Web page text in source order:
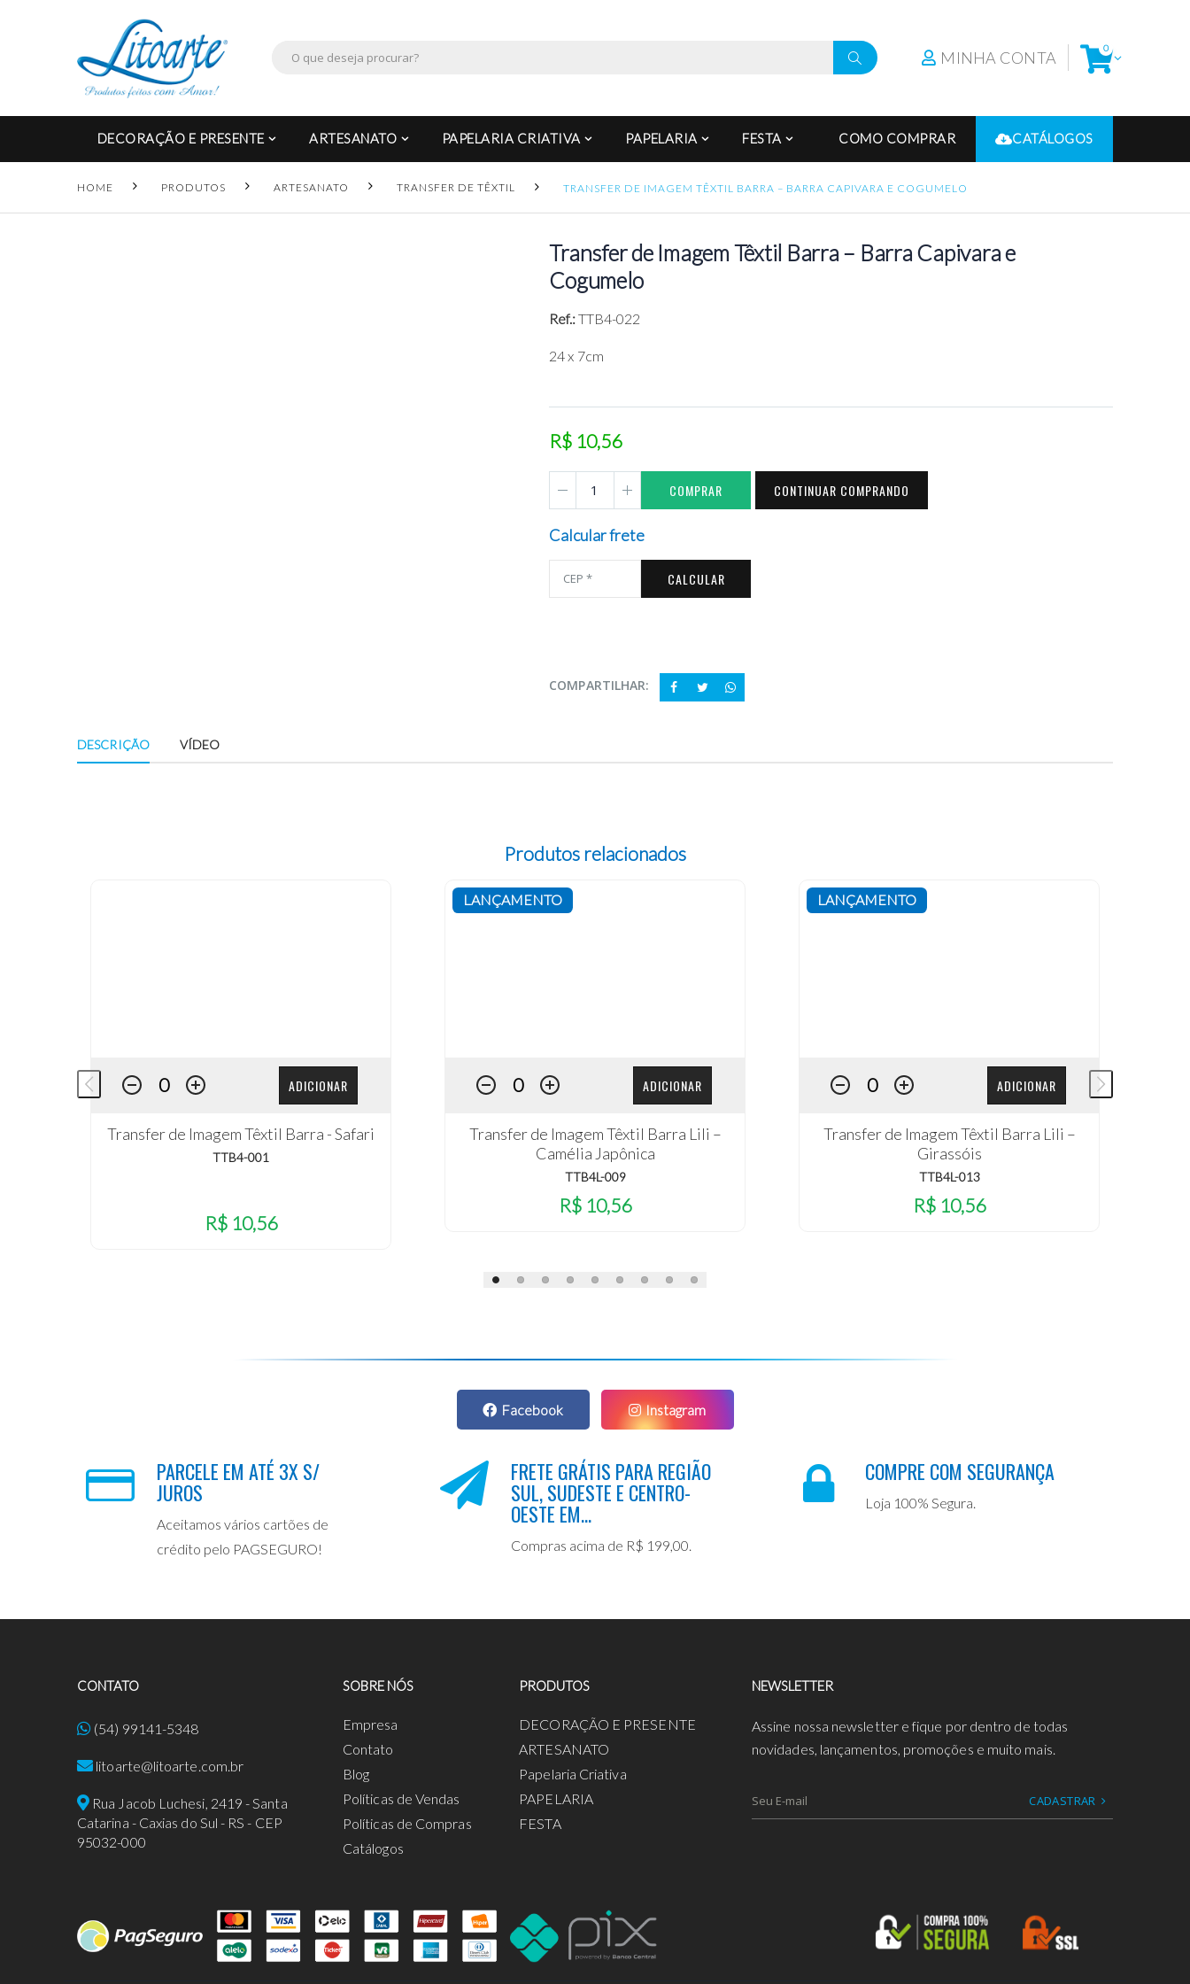
MINHA CONTA 0
DECORAÇÃO E PRESENTE ARTESANATO PAPELARIA CRIATIVA PAPELARIA FESTA COMO COMPRAR CATÁLOGOS
HOME PRODUTOS ARTESANATO TRANSFER DE TÊXTIL TRANSFER DE IMAGEM TÊXTIL BARRA – BARRA CAPIVARA E COGUMELO
Transfer de Imagem Têxtil Barra – Barra Capivara e
Cogumelo
Ref.:TTB4-022
24 x 7cm
R$ 10,56
COMPRAR CONTINUAR COMPRANDO
Calcular frete
CALCULAR
COMPARTILHAR:
DESCRIÇÃO VÍDEO
Produtos relacionados
ADICIONAR
Transfer de Imagem Têxtil Barra - Safari
TTB4-001
R$ 10,56
LANÇAMENTO
ADICIONAR
Transfer de Imagem Têxtil Barra Lili –
Camélia Japônica
TTB4L-009
R$ 10,56
LANÇAMENTO
ADICIONAR
Transfer de Imagem Têxtil Barra Lili –
Girassóis
TTB4L-013
R$ 10,56
Facebook Instagram
PARCELE EM ATÉ 3X S/
JUROS
Aceitamos vários cartões de
crédito pelo PAGSEGURO!
FRETE GRÁTIS PARA REGIÃO
SUL, SUDESTE E CENTRO-
OESTE EM...
Compras acima de R$ 199,00.
COMPRE COM SEGURANÇA
Loja 100% Segura.
CONTATO
(54) 99141-5348
litoarte@litoarte.com.br
Rua Jacob Luchesi, 2419 - Santa
Catarina - Caxias do Sul - RS - CEP
95032-000
SOBRE NÓS
Empresa
Contato
Blog
Políticas de Vendas
Políticas de Compras
Catálogos
PRODUTOS
DECORAÇÃO E PRESENTE
ARTESANATO
Papelaria Criativa
PAPELARIA
FESTA
NEWSLETTER
Assine nossa newsletter e fique por dentro de todas
novidades, lançamentos, promoções e muito mais.
CADASTRAR